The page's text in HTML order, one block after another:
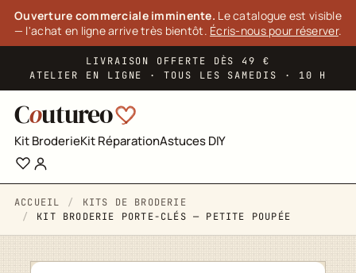
Ouverture commerciale imminente. Le catalogue est visible
— l'achat en ligne arrive très bientôt. Écris-nous pour réserver.
LIVRAISON OFFERTE DÈS 49 €
ATELIER EN LIGNE · TOUS LES SAMEDIS · 10 H
Coutureo
Kit BroderieKit RéparationAstuces DIY
ACCUEIL
KITS DE BRODERIE
KIT BRODERIE PORTE-CLÉS — PETITE POUPÉE
Panneau de gestion des cookies